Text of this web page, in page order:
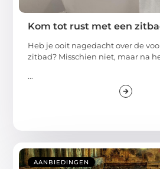
Kom tot rust met een
Heb je ooit nagedacht over de
zitbad? Misschien niet, maar na
...
AANBIEDINGEN